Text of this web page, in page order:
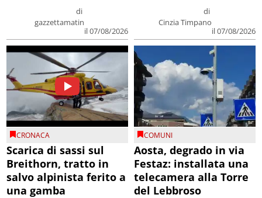
di
gazzettamatin
il 07/08/2026
di
Cinzia Timpano
il 07/08/2026
CRONACA
Scarica di sassi sul
Breithorn, tratto in
salvo alpinista ferito a
una gamba
COMUNI
Aosta, degrado in via
Festaz: installata una
telecamera alla Torre
del Lebbroso